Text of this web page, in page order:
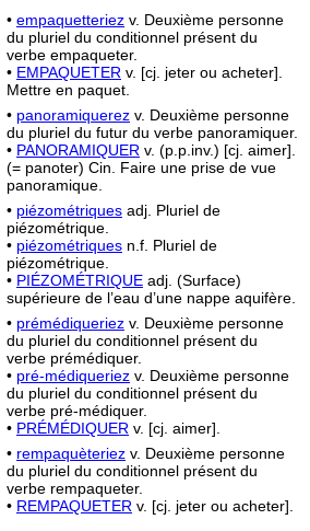
• empaquetteriez v. Deuxième personne
du pluriel du conditionnel présent du
verbe empaqueter.
• EMPAQUETER v. [cj. jeter ou acheter].
Mettre en paquet.
• panoramiquerez v. Deuxième personne
du pluriel du futur du verbe panoramiquer.
• PANORAMIQUER v. (p.p.inv.) [cj. aimer].
(= panoter) Cin. Faire une prise de vue
panoramique.
• piézométriques adj. Pluriel de
piézométrique.
• piézométriques n.f. Pluriel de
piézométrique.
• PIÉZOMÉTRIQUE adj. (Surface)
supérieure de l’eau d’une nappe aquifère.
• prémédiqueriez v. Deuxième personne
du pluriel du conditionnel présent du
verbe prémédiquer.
• pré-médiqueriez v. Deuxième personne
du pluriel du conditionnel présent du
verbe pré-médiquer.
• PRÉMÉDIQUER v. [cj. aimer].
• rempaquèteriez v. Deuxième personne
du pluriel du conditionnel présent du
verbe rempaqueter.
• REMPAQUETER v. [cj. jeter ou acheter].